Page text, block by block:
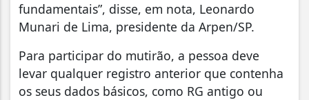
fundamentais”, disse, em nota, Leonardo
Munari de Lima, presidente da Arpen/SP.
Para participar do mutirão, a pessoa deve
levar qualquer registro anterior que contenha
os seus dados básicos, como RG antigo ou